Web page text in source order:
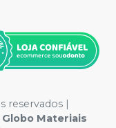
reservados |
Materiais